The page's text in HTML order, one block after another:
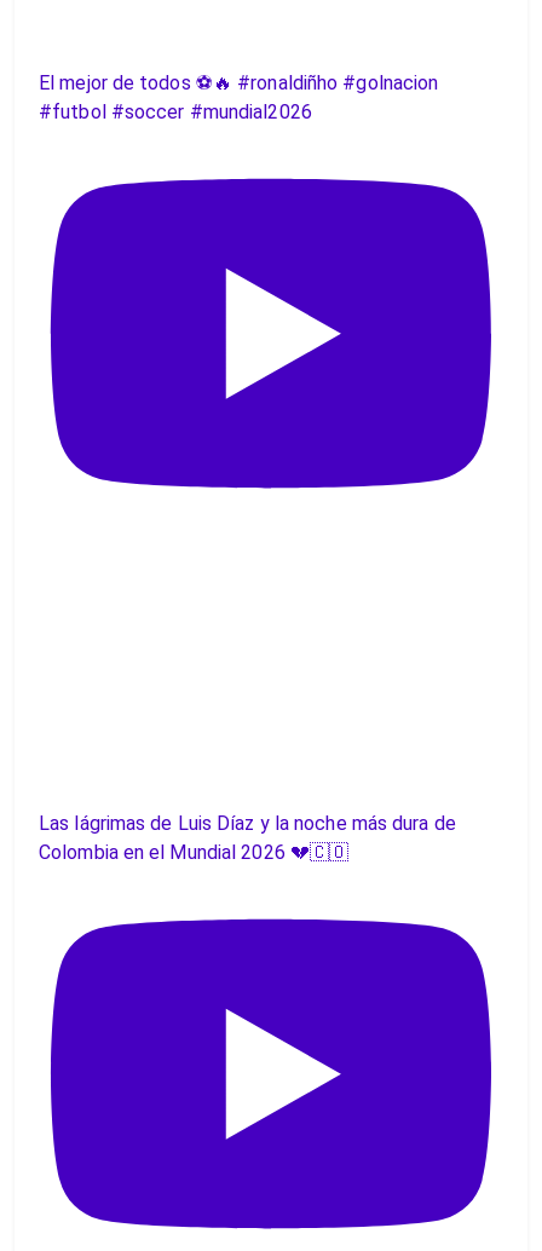
El mejor de todos ⚽️🔥 #ronaldiñho #golnacion
#futbol #soccer #mundial2026
Las lágrimas de Luis Díaz y la noche más dura de
Colombia en el Mundial 2026 💔🇨🇴